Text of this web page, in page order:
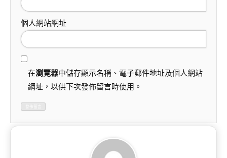
個人網站網址
在瀏覽器中儲存顯示名稱、電子郵件地址及個人網站
網址，以供下次發佈留言時使用。